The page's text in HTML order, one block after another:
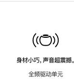
身材小巧，声音超震撼。
全频驱动单元